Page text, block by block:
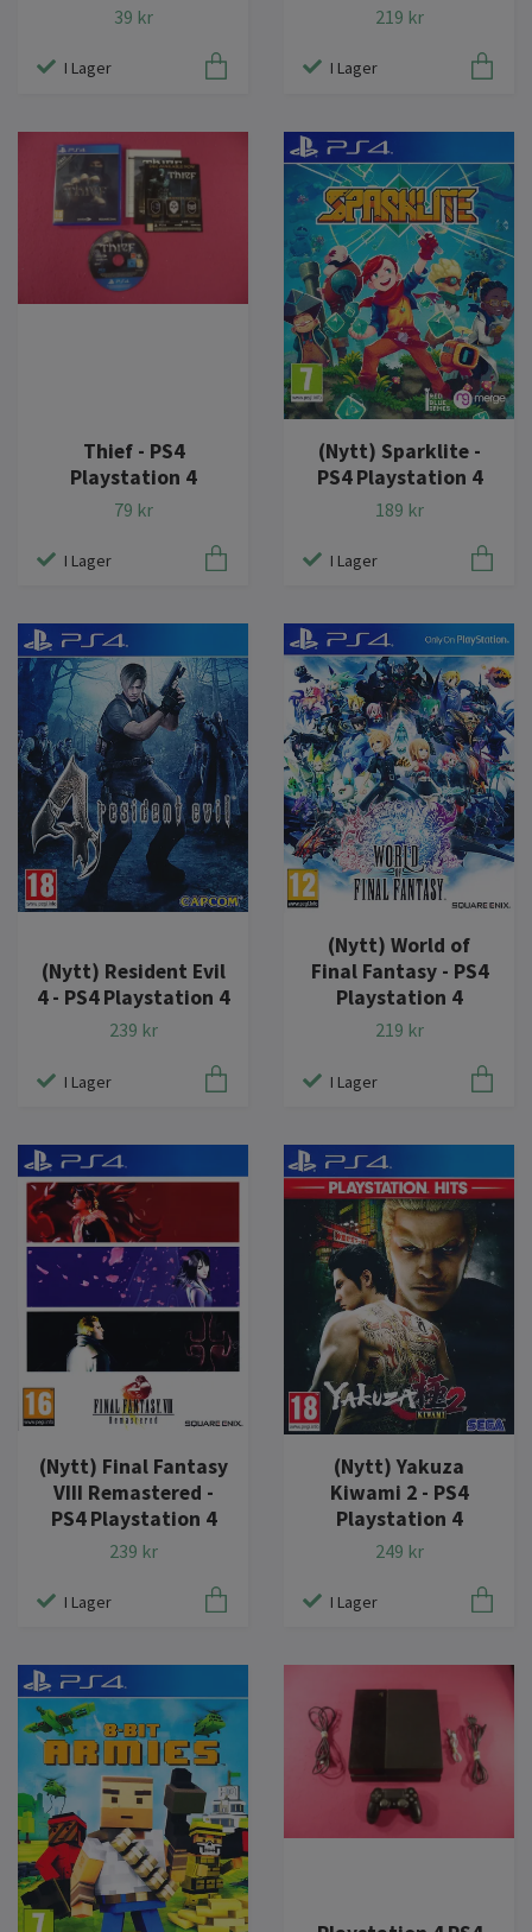
39 kr
I Lager
219 kr
I Lager
Thief - PS4
Playstation 4
79 kr
I Lager
(Nytt) Sparklite -
PS4 Playstation 4
189 kr
I Lager
(Nytt) Resident Evil
4 - PS4 Playstation 4
239 kr
I Lager
(Nytt) World of
Final Fantasy - PS4
Playstation 4
219 kr
I Lager
(Nytt) Final Fantasy
VIII Remastered -
PS4 Playstation 4
239 kr
I Lager
(Nytt) Yakuza
Kiwami 2 - PS4
Playstation 4
249 kr
I Lager